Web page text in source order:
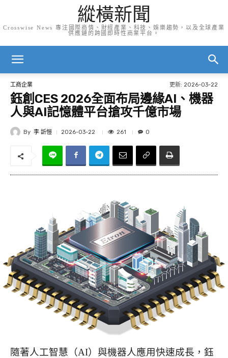
縱橫新聞
Crosswise News 專注國際商情、財經產業、科技、娛樂趨勢，以及全球產業
供應鏈的跨國即時性商業平台。
工商企業 更新: 2026-03-22
鈺創CES 2026全面布局邊緣AI、機器
人與AI記憶體平台搶攻千億市場
By 李 訢愷 2026-03-22 261 0
隨著人工智慧（AI）與機器人應用快速成長，鈺